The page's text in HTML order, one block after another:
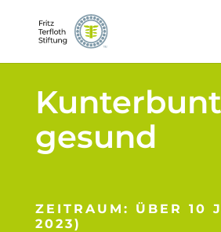
Kunterbunt
gesund
ZEITRAUM: ÜBER 10
2023)